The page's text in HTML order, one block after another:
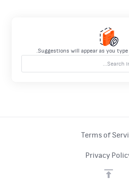
Suggestions will appear as you
Terms of
Privacy